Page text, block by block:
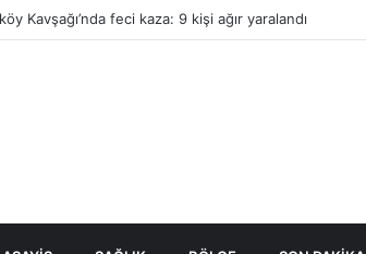
Kavşağı’nda feci kaza: 9 kişi ağır yaralandı